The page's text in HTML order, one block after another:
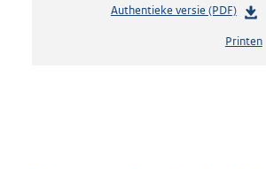
Authentieke versie (PDF)b
s
Printen